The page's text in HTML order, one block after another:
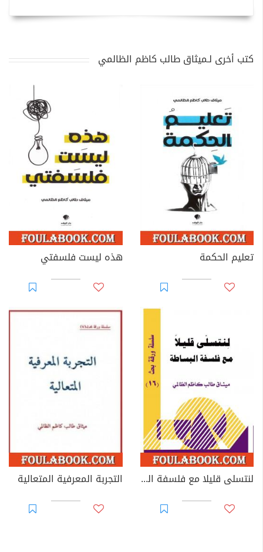
كتب أخرى لـميثاق طالب كاظم الظالمي
تعليم الحكمة هذه ليست فلسفتي
لنتسلى قليلا مع فلسفة البساطة التجربة المعرفية المتعالية